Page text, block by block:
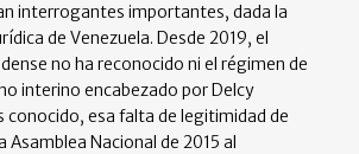
interrogantes importantes, dada la
de Venezuela. Desde 2019, el
no ha reconocido ni el régimen de
interino encabezado por Delcy
conocido, esa falta de legitimidad de
Asamblea Nacional de 2015 al